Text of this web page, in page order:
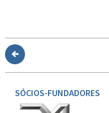
SÓCIOS-FUNDADORES